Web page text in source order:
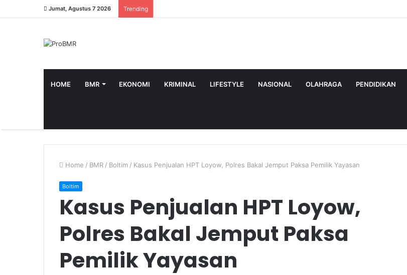
Jumat, Agustus 7 2026 Trending
HOME BMR EKONOMI KRIMINAL LIFESTYLE NASIONAL OLAHRAGA PENDIDIKAN
Home / BMR / Boltim / Kasus Penjualan HPT Loyow, Polres Bakal Jemput Paksa Pemilik Yayasan
Boltim
Kasus Penjualan HPT Loyow,
Polres Bakal Jemput Paksa
Pemilik Yayasan